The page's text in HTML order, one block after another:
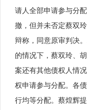
请人全部申请参与分
撤，但并未否定蔡双
辩称，同意原审判决
的情况下，蔡双玲、
案还有其他债权人情
权申请参与分配。各
行均等分配。蔡煌辉